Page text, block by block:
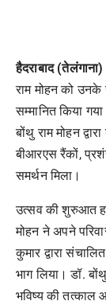
हैदराबाद
राम मोहन को
सम्मानित किया
बोंथु राम मोहन
बीआरएस रैंकों,
समर्थन मिला।
उत्सव की शुरुआत
मोहन ने अपने
कुमार द्वारा
भाग लिया। डॉ.
भविष्य की तत्काल